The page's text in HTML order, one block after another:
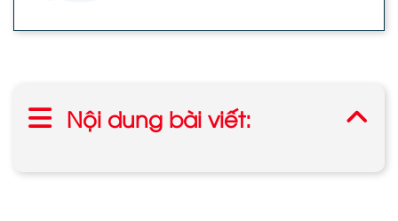
Nội dung bài viết: